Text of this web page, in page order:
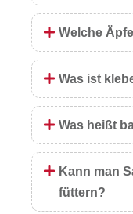
Welche
Was ist
Was heißt
Kann man
füttern?